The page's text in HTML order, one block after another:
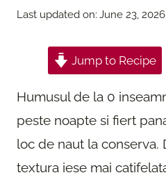
Last updated on: June 23, 2026
Jump to Recipe
Humusul de la 0
peste noapte si fiert
loc de naut la conserva.
textura iese mai